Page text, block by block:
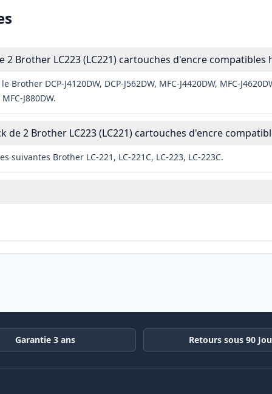
Brother LC223 (LC221) cartouches d'encre compatibles
DCP-J4120DW, DCP-J562DW, MFC-J4420DW, MFC-
J880DW.
2 Brother LC223 (LC221) cartouches d'encre
Brother LC-221, LC-221C, LC-223, LC-223C.
Garantie 3 ans Retours sous 90